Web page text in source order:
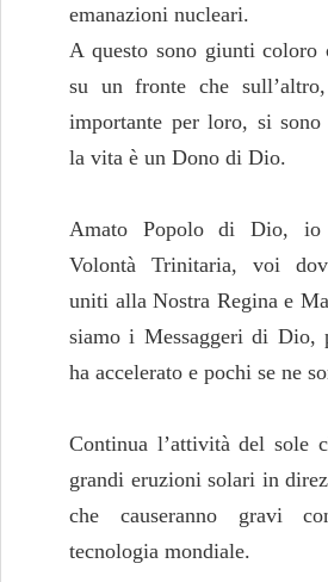
emanazioni nucleari.
A questo sono giunti coloro
su un fronte che
importante per loro, si
la vita è un Dono di Dio.
Amato Popolo di Dio,
Volontà Trinitaria, voi
uniti alla Nostra Regina e
siamo i Messaggeri di Dio,
ha accelerato e pochi se ne
Continua l’attività del sole
grandi eruzioni solari in
che causeranno gravi
tecnologia mondiale.